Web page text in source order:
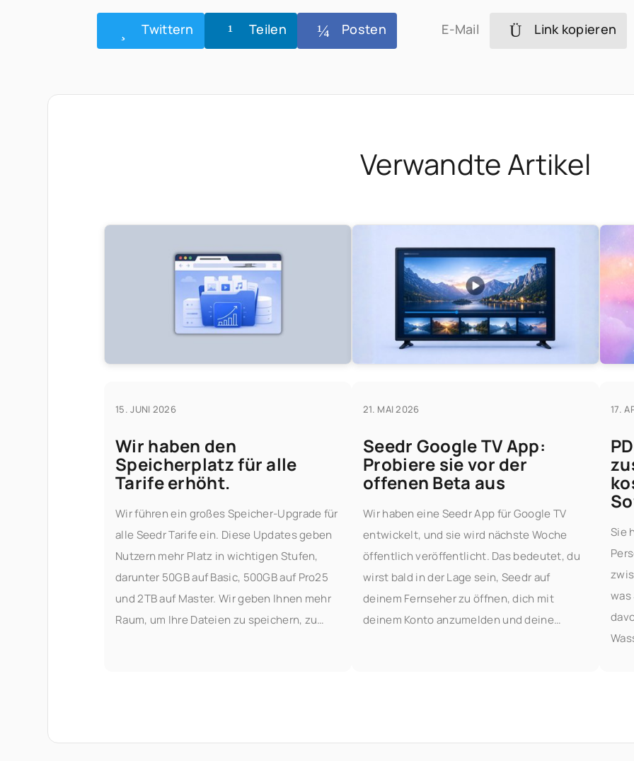
Twittern Teilen Posten E-Mail Link kopieren
Verwandte Artikel
15. JUNI 2026
Wir haben den
Speicherplatz für alle
Tarife erhöht.
Wir führen ein großes Speicher-Upgrade für
alle Seedr Tarife ein. Diese Updates geben
Nutzern mehr Platz in wichtigen Stufen,
darunter 50GB auf Basic, 500GB auf Pro25
und 2TB auf Master. Wir geben Ihnen mehr
Raum, um Ihre Dateien zu speichern, zu
21. MAI 2026
Seedr Google TV App:
Probiere sie vor der
offenen Beta aus
Wir haben eine Seedr App für Google TV
entwickelt, und sie wird nächste Woche
öffentlich veröffentlicht. Das bedeutet, du
wirst bald in der Lage sein, Seedr auf
deinem Fernseher zu öffnen, dich mit
deinem Konto anzumelden und deine
17.
Sie
was